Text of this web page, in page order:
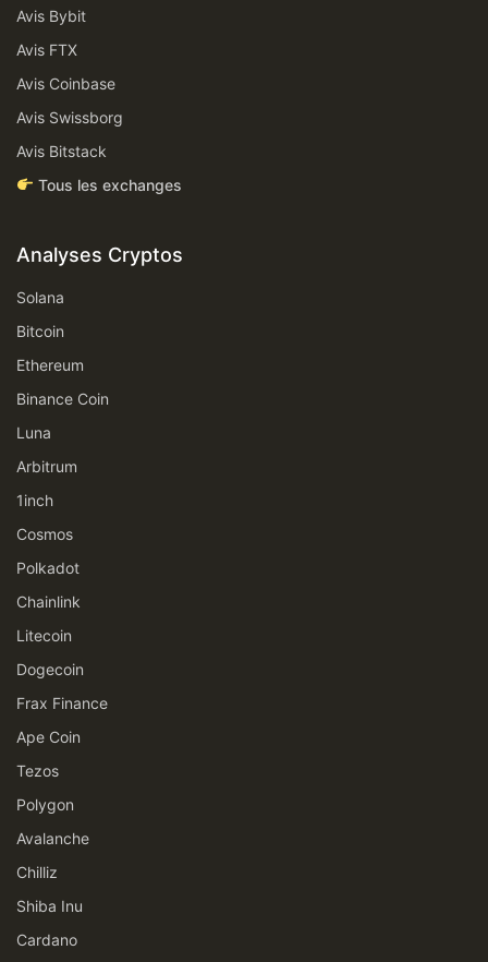
Avis Bybit
Avis FTX
Avis Coinbase
Avis Swissborg
Avis Bitstack
Tous les exchanges
Analyses Cryptos
Solana
Bitcoin
Ethereum
Binance Coin
Luna
Arbitrum
1inch
Cosmos
Polkadot
Chainlink
Litecoin
Dogecoin
Frax Finance
Ape Coin
Tezos
Polygon
Avalanche
Chilliz
Shiba Inu
Cardano